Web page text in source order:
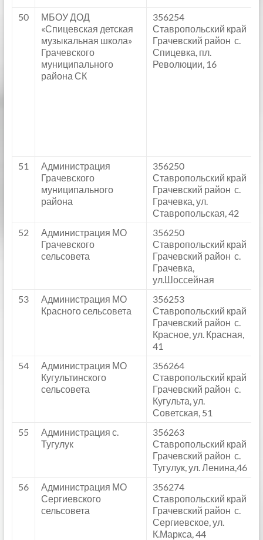
50
МБОУ ДОД
«Спицевская детская
музыкальная школа»
Грачевского
муниципального
района СК
356254
Ставропольский край
Грачевский район с.
Спицевка, пл.
Революции, 16
51
Администрация
Грачевского
муниципального
района
356250
Ставропольский край
Грачевский район с.
Грачевка, ул.
Ставропольская, 42
52
Администрация МО
Грачевского
сельсовета
356250
Ставропольский край
Грачевский район с.
Грачевка,
ул.Шоссейная
53
Администрация МО
Красного сельсовета
356253
Ставропольский край
Грачевский район с.
Красное, ул. Красная,
41
54
Администрация МО
Кугультинского
сельсовета
356264
Ставропольский край
Грачевский район с.
Кугульта, ул.
Советская, 51
55
Администрация с.
Тугулук
356263
Ставропольский край
Грачевский район с.
Тугулук, ул. Ленина,46
56
Администрация МО
Сергиевского
сельсовета
356274
Ставропольский край
Грачевский район с.
Сергиевское, ул.
К.Маркса, 44